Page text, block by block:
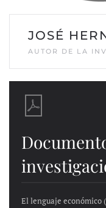
JOSÉ
AUTOR DE LA
El lenguaje económico